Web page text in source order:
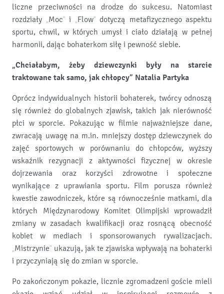
liczne przeciwności na drodze do sukcesu. Natomiast
rozdziały „Moc” i „Flow” dotyczą metafizycznego aspektu
sportu, chwil, w których umysł i ciało działają w pełnej
harmonii, dając bohaterkom siłę i pewność siebie.
„Chciałabym, żeby dziewczynki były na starcie
traktowane tak samo, jak chłopcy” Natalia Partyka
Oprócz indywidualnych historii bohaterek, twórcy odnoszą
się również do globalnych zjawisk, takich jak nierówność
płci w sporcie. Pokazując w filmie najważniejsze dane,
zwracają uwagę na m.in. mniejszy dostęp dziewczynek do
zajęć sportowych w porównaniu do chłopców, wyższy
wskaźnik rezygnacji z aktywności fizycznej w okresie
dojrzewania oraz korzyści zdrowotne i społeczne
wynikające z uprawiania sportu. Film porusza również
kwestie zawodniczek, które są równocześnie matkami, dla
których Międzynarodowy Komitet Olimpijski wprowadził
zmiany w zasadach kwalifikacji oraz rosnącą obecność
kobiet w mediach i sponsorowanych rywalizacjach.
„Mistrzynie” ukazują, jak te zjawiska wpływają na bohaterki
i przyczyniają się do zmian w sporcie.
Po zakończonym pokazie, licznie zgromadzeni goście mieli